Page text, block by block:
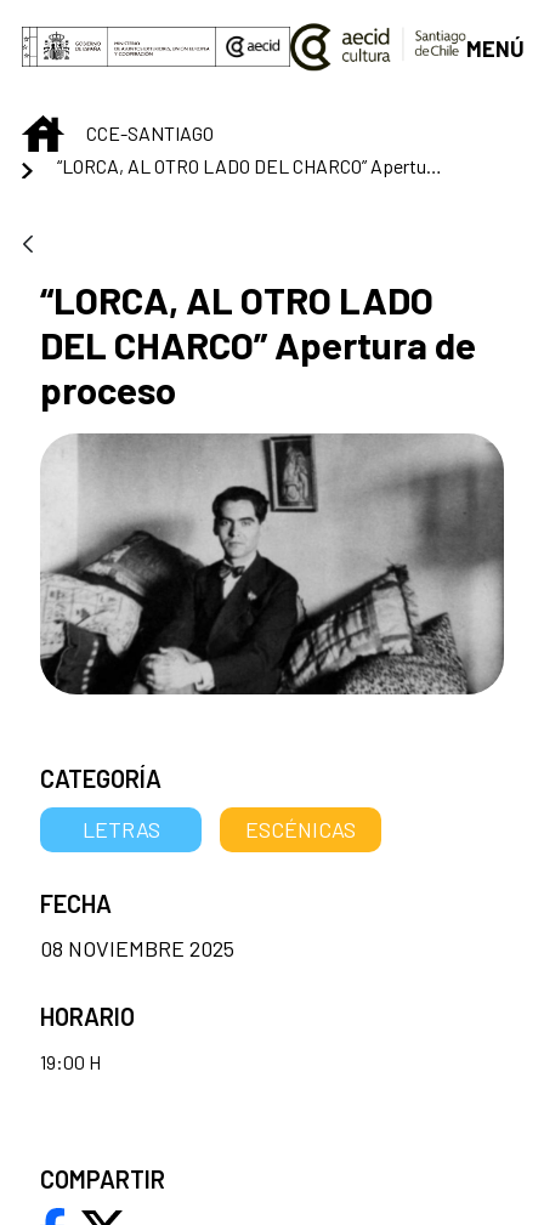
Saltar al contenido principal
MENÚ
INICIOCCE-SANTIAGO
“LORCA, AL OTRO LADO
DEL CHARCO” Apertura de
proceso
CATEGORÍA
LETRAS ESCÉNICAS
FECHA
08 NOVIEMBRE 2025
HORARIO
19:00 H
COMPARTIR